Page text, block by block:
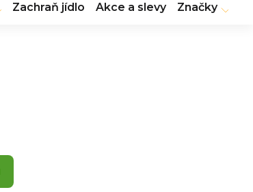
Zachraň jídlo Akce a slevy Značky